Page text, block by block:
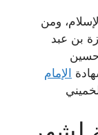
ومن
بن عبد
حسين
الإمام